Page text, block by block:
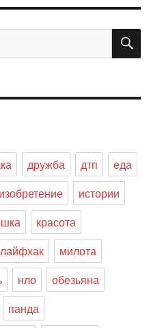
дружба дтп
еда
изобретение
истории
красота
лайфхак
милота
нло
обезьяна
панда